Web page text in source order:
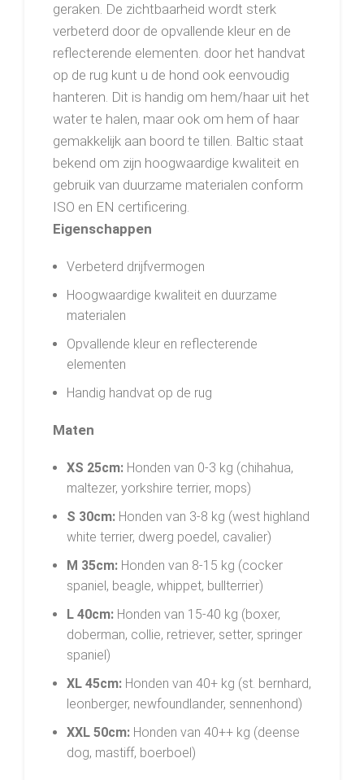
geraken. De zichtbaarheid wordt sterk
verbeterd door de opvallende kleur en de
reflecterende elementen. door het handvat
op de rug kunt u de hond ook eenvoudig
hanteren. Dit is handig om hem/haar uit het
water te halen, maar ook om hem of haar
gemakkelijk aan boord te tillen. Baltic staat
bekend om zijn hoogwaardige kwaliteit en
gebruik van duurzame materialen conform
ISO en EN certificering.
Eigenschappen
Verbeterd drijfvermogen
Hoogwaardige kwaliteit en duurzame
materialen
Opvallende kleur en reflecterende
elementen
Handig handvat op de rug
Maten
XS 25cm: Honden van 0-3 kg (chihahua,
maltezer, yorkshire terrier, mops)
S 30cm: Honden van 3-8 kg (west highland
white terrier, dwerg poedel, cavalier)
M 35cm: Honden van 8-15 kg (cocker
spaniel, beagle, whippet, bullterrier)
L 40cm: Honden van 15-40 kg (boxer,
doberman, collie, retriever, setter, springer
spaniel)
XL 45cm: Honden van 40+ kg (st. bernhard,
leonberger, newfoundlander, sennenhond)
XXL 50cm: Honden van 40++ kg (deense
dog, mastiff, boerboel)